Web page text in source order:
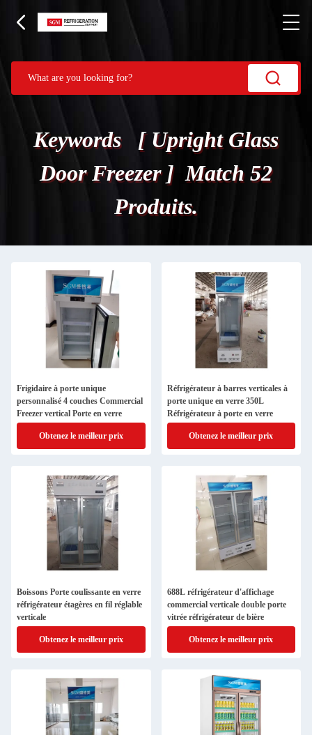
Keywords [ Upright Glass
Door Freezer ] Match 52
Produits.
Frigidaire à porte unique
personnalisé 4 couches Commercial
Freezer vertical Porte en verre
Obtenez le meilleur prix
Réfrigérateur à barres verticales à
porte unique en verre 350L
Réfrigérateur à porte en verre
Obtenez le meilleur prix
Boissons Porte coulissante en verre
réfrigérateur étagères en fil réglable
verticale
Obtenez le meilleur prix
688L réfrigérateur d'affichage
commercial verticale double porte
vitrée réfrigérateur de bière
Obtenez le meilleur prix